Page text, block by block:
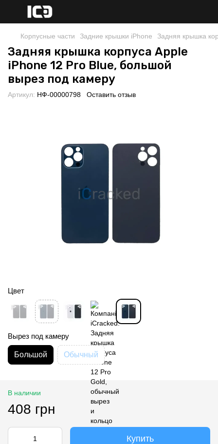
Корпусные части Задние крышки iPhone Задняя крышка
Задняя крышка корпуса Apple
iPhone 12 Pro Blue, большой
вырез под камеру
Артикул: НФ-00000798 Оставить отзыв
Цвет
Вырез под камеру
Большой Обычный
В наличии
408 грн
Купить